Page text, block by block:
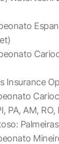
Insurance
PA, AM,